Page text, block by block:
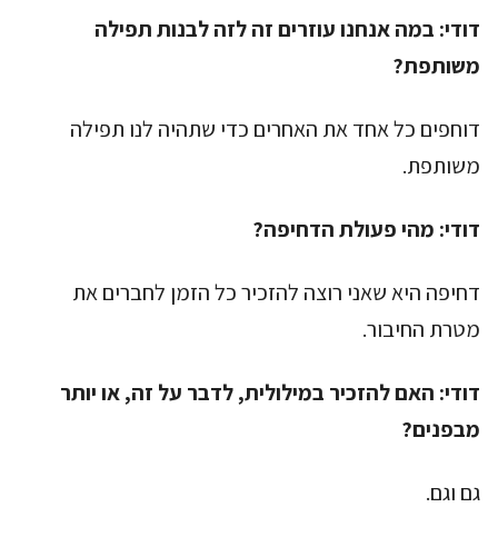
דודי: במה אנחנו עוזרים זה לזה לבנות תפילה
משותפת?
דוחפים כל אחד את האחרים כדי שתהיה לנו תפילה
משותפת.
דודי: מהי פעולת הדחיפה?
דחיפה היא שאני רוצה להזכיר כל הזמן לחברים את
מטרת החיבור.
דודי: האם להזכיר במילולית, לדבר על זה, או יותר
מבפנים?
גם וגם.